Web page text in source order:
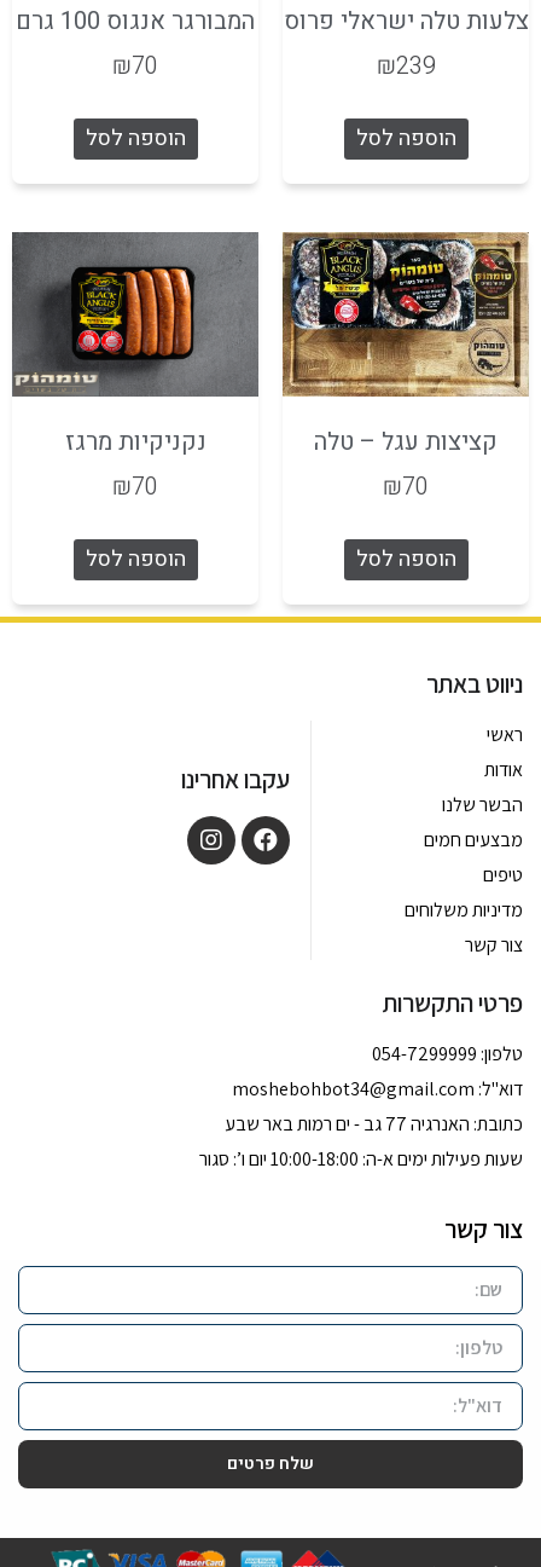
צלעות טלה ישראלי פרוס
₪239
הוספה לסל
המבורגר אנגוס 100 גרם
₪70
הוספה לסל
קציצות עגל – טלה
₪70
הוספה לסל
נקניקיות מרגז
₪70
הוספה לסל
ניווט באתר
ראשי
אודות
הבשר שלנו
מבצעים חמים
טיפים
מדיניות משלוחים
צור קשר
עקבו אחרינו
פרטי התקשרות
טלפון: 054-7299999
דוא''ל: moshebohbot34@gmail.com
כתובת: האנרגיה 77 גב - ים רמות באר שבע
שעות פעילות ימים א-ה: 10:00-18:00 יום ו’: סגור
צור קשר
שלח פרטים